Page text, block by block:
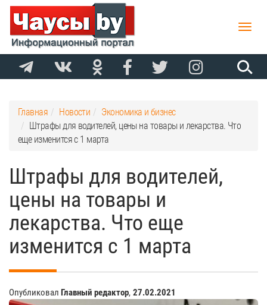
Toggle
Главная Новости
Экономика и бизнес
Штрафы для водителей, цены на товары и лекарства. Что
еще изменится с 1 марта
Штрафы для водителей,
цены на товары и
лекарства. Что еще
изменится с 1 марта
Опубликовал Главный редактор, 27.02.2021